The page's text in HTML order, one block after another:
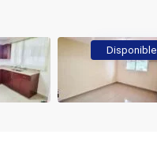
Disponible